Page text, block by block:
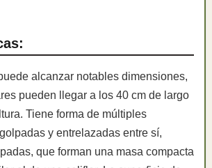
alcanzar notables dimensiones,
pueden llegar a los 40 cm de largo
Tiene forma de múltiples
y entrelazadas entre sí,
que forman una masa compacta